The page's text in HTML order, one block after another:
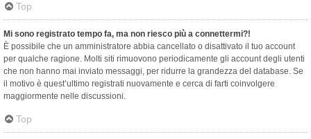
Top
Mi sono registrato tempo fa, ma non riesco più a connettermi?!
È possibile che un amministratore abbia cancellato o disattivato il tuo account
per qualche ragione. Molti siti rimuovono periodicamente gli account degli utenti
che non hanno mai inviato messaggi, per ridurre la grandezza del database. Se
il motivo è quest’ultimo registrati nuovamente e cerca di farti coinvolgere
maggiormente nelle discussioni.
Top